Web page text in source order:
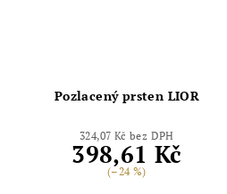
Pozlacený prsten LIOR
324,07 Kč bez DPH
398,61 Kč
(–24 %)